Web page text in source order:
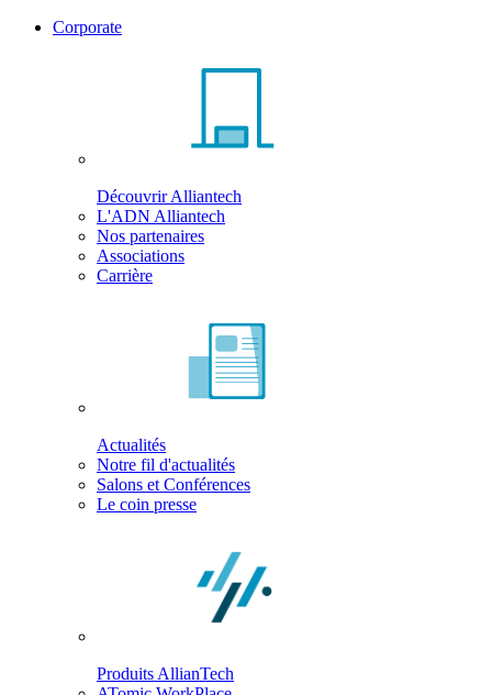
Corporate
Découvrir Alliantech
L'ADN Alliantech
Nos partenaires
Associations
Carrière
Actualités
Notre fil d'actualités
Salons et Conférences
Le coin presse
Produits AllianTech